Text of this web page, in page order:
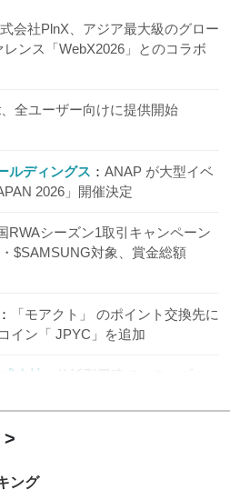
会社PlnX、アジア最大級のグロー
ンス「WebX2026」とのコラボ
全ユーザー向けに提供開始
ルディングス
ANAP が大型イベ
2026」開催決定
RWAシーズン1取引キャンペーン
$SAMSUNG対象、賞金総額
「モアクト」 のポイント交換先に
イン「 JPYC」を追加
会社
信託型円建てステーブル
ング